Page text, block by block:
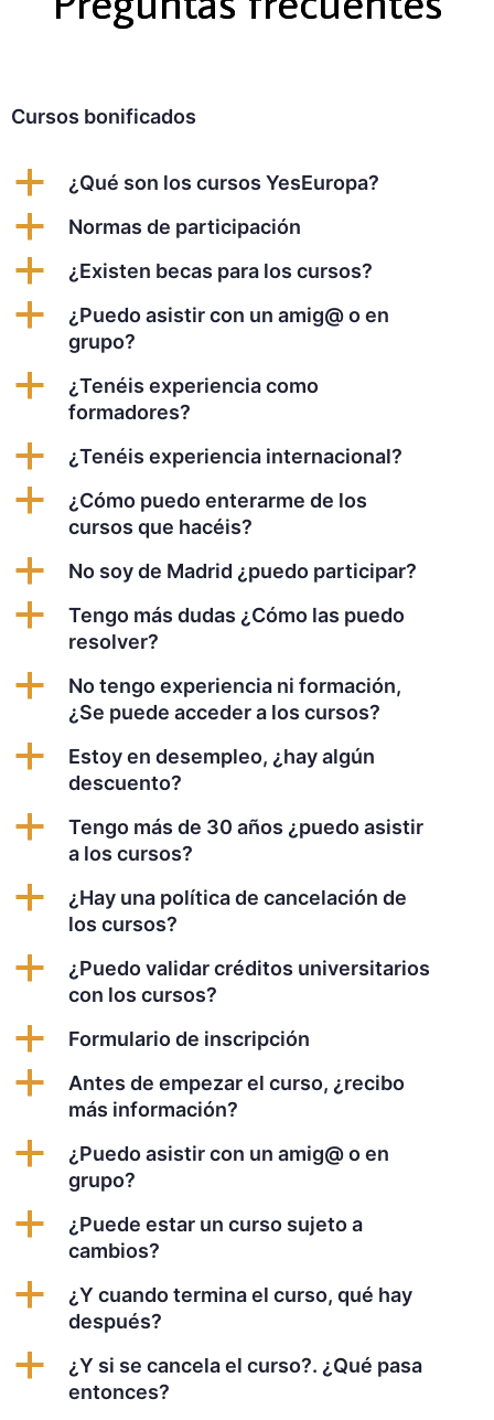
Cursos bonificados
a ¿Qué son los cursos YesEuropa?
a Normas de participación
a ¿Existen becas para los cursos?
a
¿Puedo asistir con un amig@ o en
grupo?
a
¿Tenéis experiencia como
formadores?
a ¿Tenéis experiencia internacional?
a
¿Cómo puedo enterarme de los
cursos que hacéis?
a No soy de Madrid ¿puedo participar?
a
Tengo más dudas ¿Cómo las puedo
resolver?
a
No tengo experiencia ni formación,
¿Se puede acceder a los cursos?
a
Estoy en desempleo, ¿hay algún
descuento?
a
Tengo más de 30 años ¿puedo asistir
a los cursos?
a
¿Hay una política de cancelación de
los cursos?
a
¿Puedo validar créditos universitarios
con los cursos?
a Formulario de inscripción
a
Antes de empezar el curso, ¿recibo
más información?
a
¿Puedo asistir con un amig@ o en
grupo?
a
¿Puede estar un curso sujeto a
cambios?
a
¿Y cuando termina el curso, qué hay
después?
a
¿Y si se cancela el curso?. ¿Qué pasa
entonces?